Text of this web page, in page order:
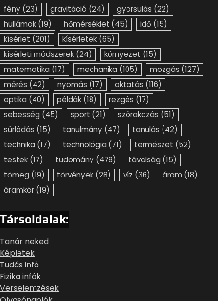
fény (23) gravitáció (24) gyorsulás (22)
hullámok (19) hőmérséklet (45) idő (15)
kísérlet (201) kísérletek (65)
kísérleti módszerek (24) környezet (15)
matematika (17) mechanika (105) mozgás (127)
mérés (42) nyomás (17) oktatás (116)
optika (40) példák (18) rezgés (17)
sebesség (45) sport (21) szórakozás (51)
súrlódás (15) tanulmány (47) tanulás (42)
technika (17) technológia (71) természet (52)
testek (17) tudomány (478) távolság (15)
tömeg (19) törvények (28) víz (36) áram (18)
áramkör (19)
Társoldalak:
Tanár neked
Képletek
Tudás infó
Fizika infók
Verselemzések